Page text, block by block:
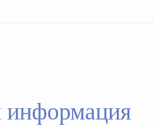
информация